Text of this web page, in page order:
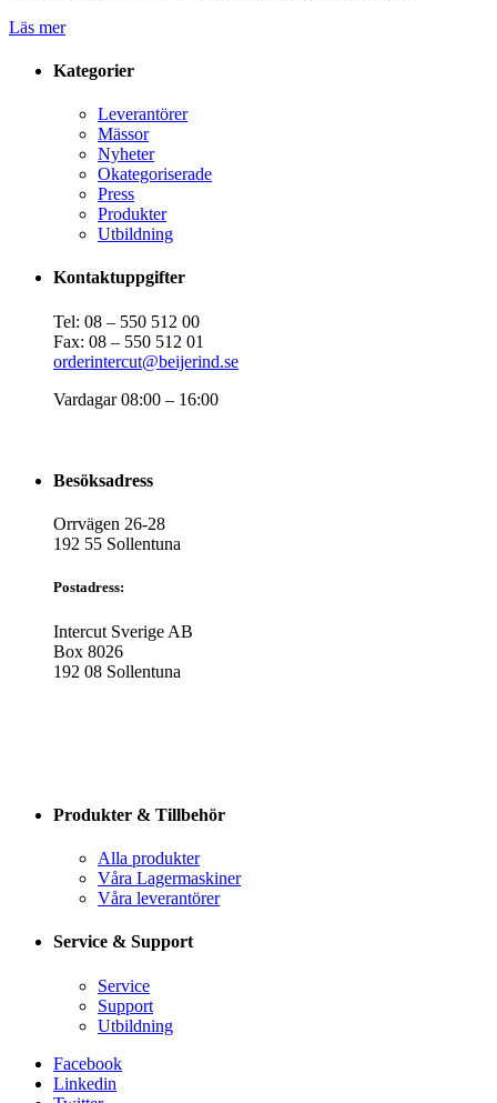
Läs mer
Kategorier
Leverantörer
Mässor
Nyheter
Okategoriserade
Press
Produkter
Utbildning
Kontaktuppgifter
Tel: 08 – 550 512 00
Fax: 08 – 550 512 01
orderintercut@beijerind.se
Vardagar 08:00 – 16:00
Besöksadress
Orrvägen 26-28
192 55 Sollentuna
Postadress:
Intercut Sverige AB
Box 8026
192 08 Sollentuna
Produkter & Tillbehör
Alla produkter
Våra Lagermaskiner
Våra leverantörer
Service & Support
Service
Support
Utbildning
Facebook
Linkedin